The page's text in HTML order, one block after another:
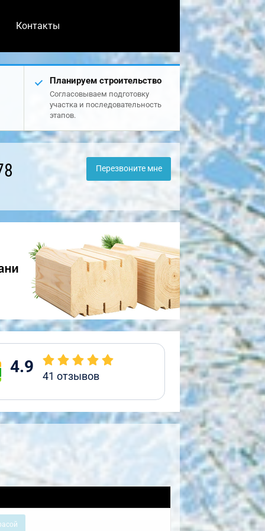
Контакты
Планируем строительство
Согласовываем подготовку
участка и последовательность
этапов.
Перезвоните мне
4.9 41 отзывов